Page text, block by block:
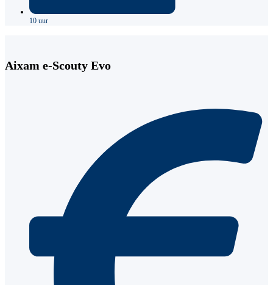
10 uur
Aixam e-Scouty Evo